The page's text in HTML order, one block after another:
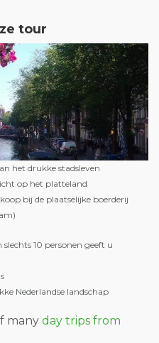
tour
het drukke stadsleven
op het platteland
bij de plaatselijke boerderij
10 personen geeft u
Nederlandse landschap
many day trips from